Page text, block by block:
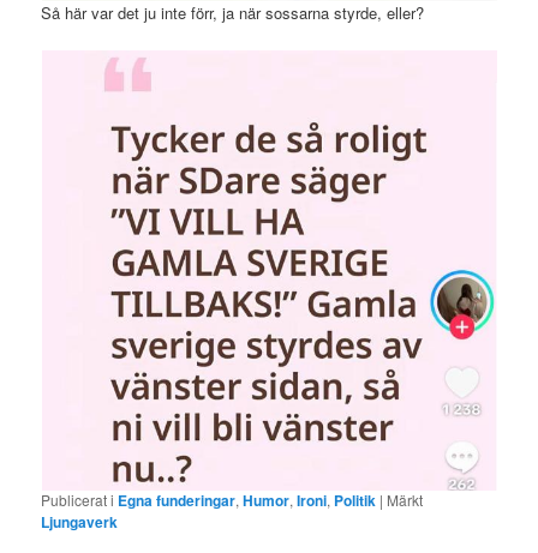
Så här var det ju inte förr, ja när sossarna styrde, eller?
Publicerat i Egna funderingar,Humor,Ironi, Politik | Märkt
Ljungaverk